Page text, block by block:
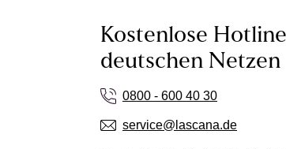
Kostenlose
deutschen Netzen
0800 - 600 40 30
service@lascana.de